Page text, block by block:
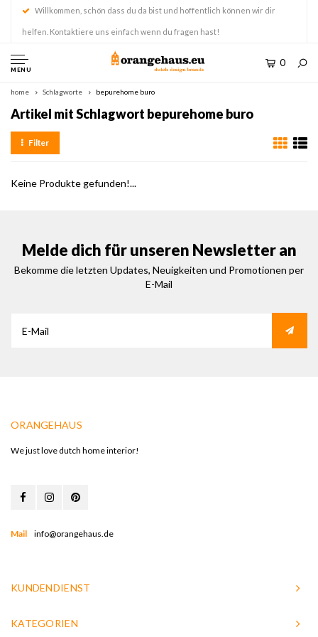
Willkommen, schön dass du da bist und hoffentlich können wir dir
helfen. Kontaktiere uns einfach wenn du fragen hast!
MENU
0
home Schlagworte bepurehome buro
Artikel mit Schlagwort bepurehome buro
Filter
Keine Produkte gefunden!...
Melde dich für unseren Newsletter an
Bekomme die letzten Updates, Neuigkeiten und Promotionen per
E-Mail
ORANGEHAUS
We just love dutch home interior!
Mail info@orangehaus.de
KUNDENDIENST
KATEGORIEN